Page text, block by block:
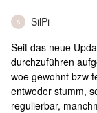
S
SilPi
Seit das neue
durchzuführen
woe gewohnt bzw
entweder stumm,
regulierbar,